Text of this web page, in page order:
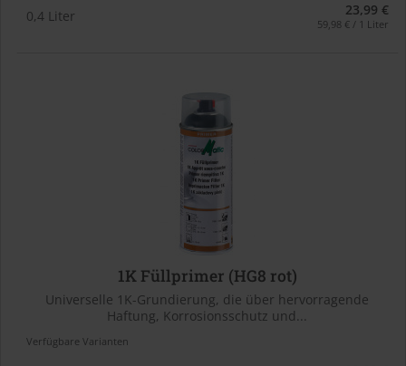
0,4 Liter 23,99 €
59,98 € / 1 Liter
1K Füllprimer (HG8 rot)
Universelle 1K-Grundierung, die über hervorragende
Haftung, Korrosionsschutz und...
Verfügbare Varianten